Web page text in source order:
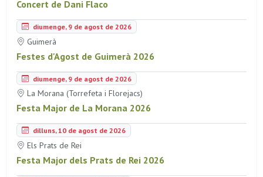
Concert de Dani Flaco
diumenge, 9 de agost de 2026
Guimerà
Festes d'Agost de Guimerà 2026
diumenge, 9 de agost de 2026
La Morana (Torrefeta i Florejacs)
Festa Major de La Morana 2026
dilluns, 10 de agost de 2026
Els Prats de Rei
Festa Major dels Prats de Rei 2026